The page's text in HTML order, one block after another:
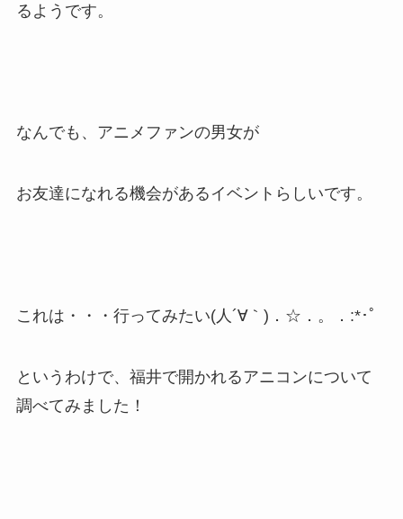
るようです。
なんでも、アニメファンの男女が
お友達になれる機会があるイベントらしいです。
これは・・・行ってみたい(人´∀｀)．☆．。．:*･ﾟ
というわけで、福井で開かれるアニコンについて
調べてみました！